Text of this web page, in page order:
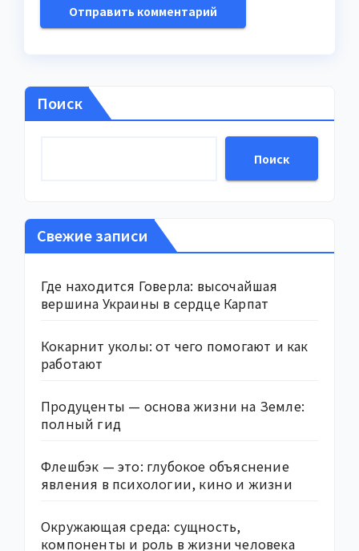
Поиск
Поиск
Свежие записи
Где находится Говерла: высочайшая
вершина Украины в сердце Карпат
Кокарнит уколы: от чего помогают и как
работают
Продуценты — основа жизни на Земле:
полный гид
Флешбэк — это: глубокое объяснение
явления в психологии, кино и жизни
Окружающая среда: сущность,
компоненты и роль в жизни человека